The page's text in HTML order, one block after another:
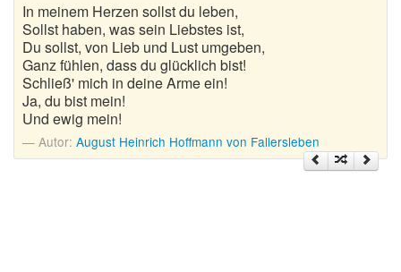
Lustige Gedichte
Muttertagsgedichte
Neujahrsgedichte
Nikolausgedichte
Ostergedichte
In meinem Herzen sollst du leben,
Sollst haben, was sein Liebstes ist,
Du sollst, von Lieb und Lust umgeben,
Ganz fühlen, dass du glücklich bist!
Schließ' mich in deine Arme ein!
Ja, du bist mein!
Und ewig mein!
Autor: August Heinrich Hoffmann von Fallersleben